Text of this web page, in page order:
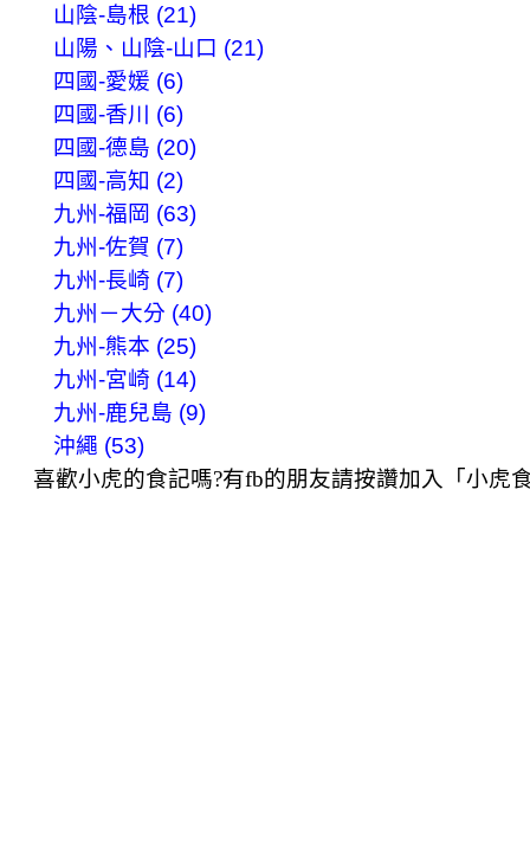
山陰-島根 (21)
山陽、山陰-山口 (21)
四國-愛媛 (6)
四國-香川 (6)
四國-德島 (20)
四國-高知 (2)
九州-福岡 (63)
九州-佐賀 (7)
九州-長崎 (7)
九州－大分 (40)
九州-熊本 (25)
九州-宮崎 (14)
九州-鹿兒島 (9)
沖繩 (53)
喜歡小虎的食記嗎?有fb的朋友請按讚加入「小虎